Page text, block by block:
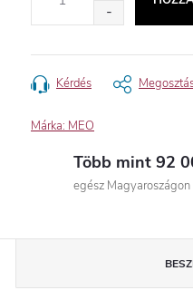
Kérdés
Márka: MEO
Több mint 92
egész Magyaroszágon